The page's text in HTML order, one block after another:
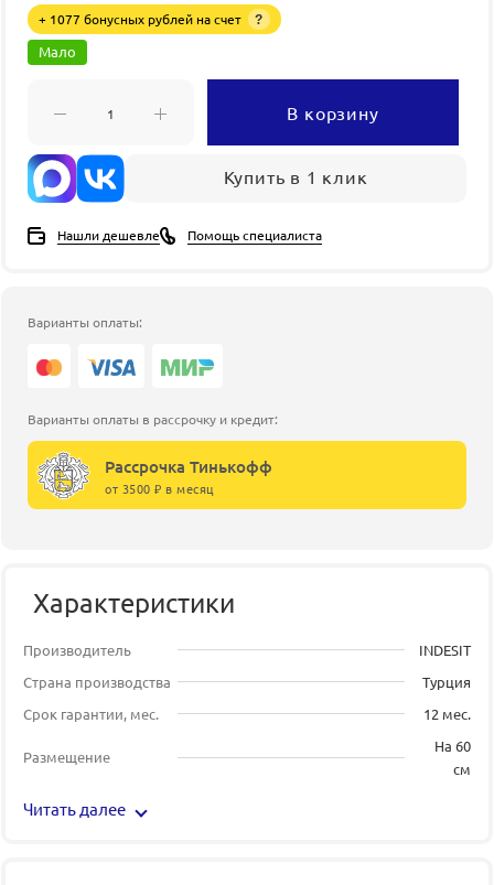
+ 1077 бонусных рублей на счет ?
Мало
В корзину
Купить в 1 клик
Нашли дешевле Помощь специалиста
Варианты оплаты:
Варианты оплаты в рассрочку и кредит:
Рассрочка Тинькофф
от 3500 ₽ в месяц
Характеристики
Производитель
INDESIT
Страна производства
Турция
Срок гарантии, мес.
12 мес.
Размещение
На 60
см
Читать далее